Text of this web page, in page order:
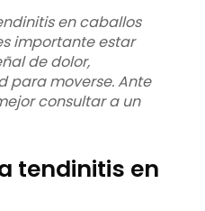
en caballos
importante estar
de dolor,
para moverse. Ante
consultar a un
tendinitis en